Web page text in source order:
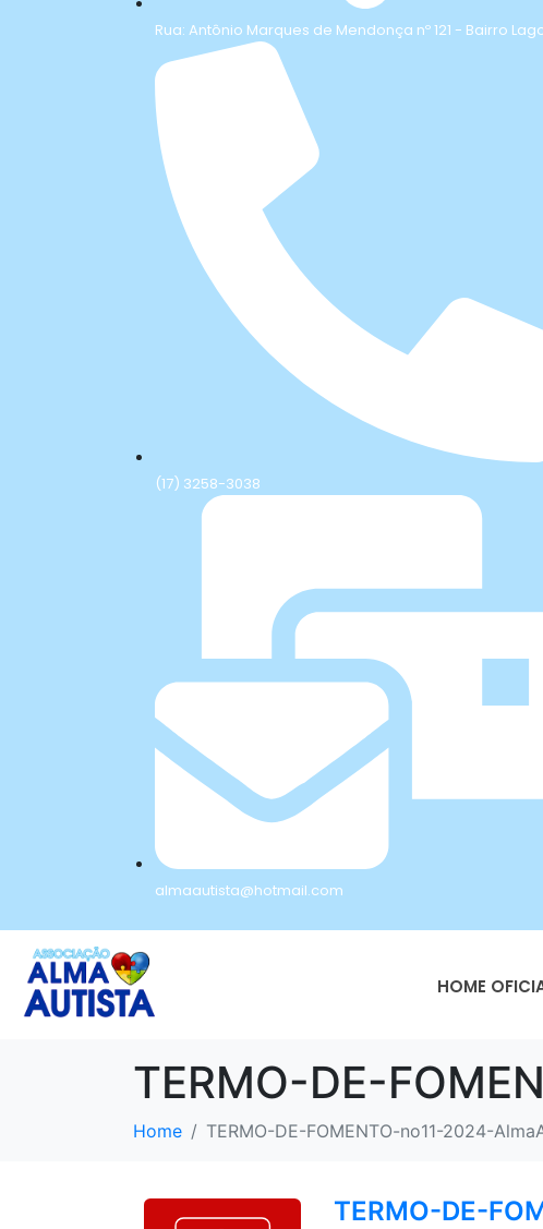
Rua: Antônio Marques de Mendonça nº 121 - Bairro
(17) 3258-3038
almaautista@hotmail.com
HOME
TERMO-DE-
Home TERMO-DE-FOMENTO-no11-2024-
TERMO-DE-